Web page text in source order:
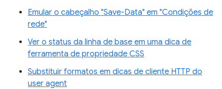
Emular o cabeçalho "Save-Data" em "Condições de
rede"
Ver o status da linha de base em uma dica de
ferramenta de propriedade CSS
Substituir formatos em dicas de cliente HTTP do
user agent